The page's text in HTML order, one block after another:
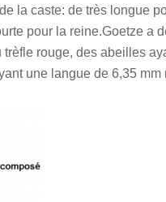
la caste: de très longue
pour la reine.Goetze a
rouge, des abeilles
une langue de 6,35 mm